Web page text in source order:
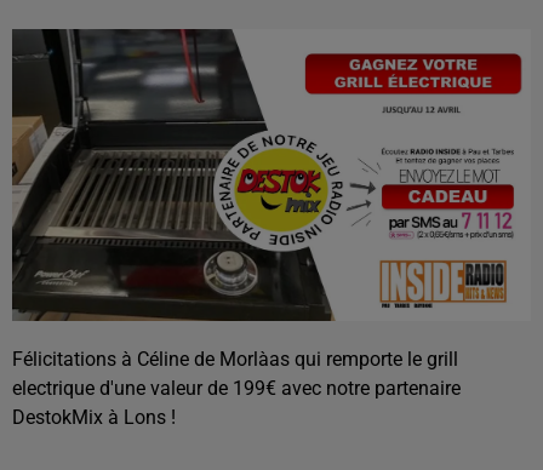
Félicitations à Céline de Morlàas qui remporte le grill
electrique d'une valeur de 199€ avec notre partenaire
DestokMix à Lons !